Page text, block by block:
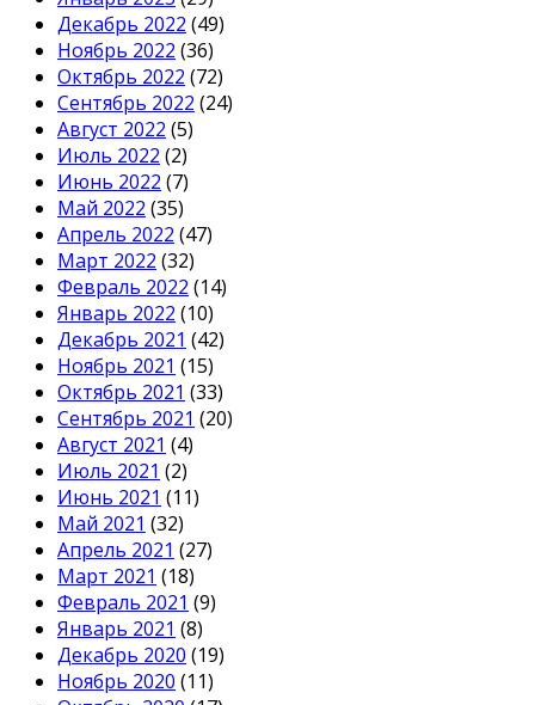
Декабрь 2022 (49)
Ноябрь 2022 (36)
Октябрь 2022 (72)
Сентябрь 2022 (24)
Август 2022 (5)
Июль 2022 (2)
Июнь 2022 (7)
Май 2022 (35)
Апрель 2022 (47)
Март 2022 (32)
Февраль 2022 (14)
Январь 2022 (10)
Декабрь 2021 (42)
Ноябрь 2021 (15)
Октябрь 2021 (33)
Сентябрь 2021 (20)
Август 2021 (4)
Июль 2021 (2)
Июнь 2021 (11)
Май 2021 (32)
Апрель 2021 (27)
Март 2021 (18)
Февраль 2021 (9)
Январь 2021 (8)
Декабрь 2020 (19)
Ноябрь 2020 (11)